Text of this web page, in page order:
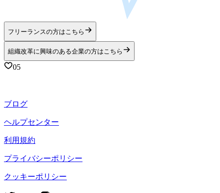
フリーランスの方はこちら
組織改革に興味のある企業の方はこちら
05
ブログ
ヘルプセンター
利用規約
プライバシーポリシー
クッキーポリシー